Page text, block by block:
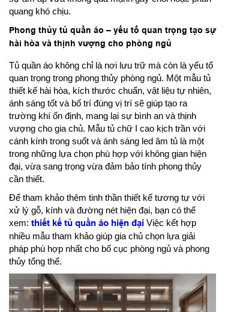
quang khó chịu.
Phong thủy tủ quần áo – yếu tố quan trọng tạo sự
hài hòa và thịnh vượng cho phòng ngủ
Tủ quần áo không chỉ là nơi lưu trữ mà còn là yếu tố
quan trọng trong phong thủy phòng ngủ. Một mẫu tủ
thiết kế hài hòa, kích thước chuẩn, vật liệu tự nhiên,
ánh sáng tốt và bố trí đúng vị trí sẽ giúp tạo ra
trường khí ổn định, mang lại sự bình an và thịnh
vượng cho gia chủ. Mẫu tủ chữ I cao kịch trần với
cánh kính trong suốt và ánh sáng led âm tủ là một
trong những lựa chọn phù hợp với không gian hiện
đại, vừa sang trọng vừa đảm bảo tính phong thủy
cần thiết.
Để tham khảo thêm tinh thần thiết kế tương tự với
xử lý gỗ, kính và đường nét hiện đại, bạn có thể
xem: thiết kế tủ quần áo hiện đại Việc kết hợp
nhiều mẫu tham khảo giúp gia chủ chọn lựa giải
pháp phù hợp nhất cho bố cục phòng ngủ và phong
thủy tổng thể.